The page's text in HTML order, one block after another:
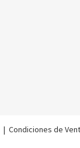
| Condiciones de